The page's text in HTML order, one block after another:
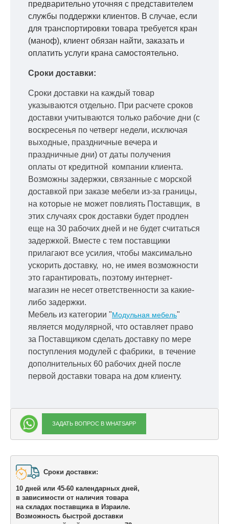
предварительно уточняя с представителем
службы поддержки клиентов. В случае, если
для транспортировки товара требуется кран
(маноф), клиент обязан найти, заказать и
оплатить услуги крана самостоятельно.
Сроки доставки:
Сроки доставки на каждый товар
указываются отдельно. При расчете сроков
доставки учитываются только рабочие дни (с
воскресенья по четверг недели, исключая
выходные, праздничные вечера и
праздничные дни) от даты получения
оплаты от кредитной компании клиента.
Возможны задержки, связанные с морской
доставкой при заказе мебели из-за границы,
на которые не может повлиять Поставщик, в
этих случаях срок доставки будет продлен
еще на 30 рабочих дней и не будет считаться
задержкой. Вместе с тем поставщики
прилагают все усилия, чтобы максимально
ускорить доставку, но, не имея возможности
это гарантировать, поэтому интернет-
магазин не несет ответственности за какие-
либо задержки.
Мебель из категории "Модульная мебель"
является модулярной, что оставляет право
за Поставщиком сделать доставку по мере
поступления модулей с фабрики, в течение
дополнительных 60 рабочих дней после
первой доставки товара на дом клиенту.
ЗАДАТЬ ВОПРОС В WHATSAPP
Сроки доставки:
10 дней или 45-60 календарных дней,
в зависимости от наличия товара
на складах поставщика в Израиле.
Возможность быстрой доставки